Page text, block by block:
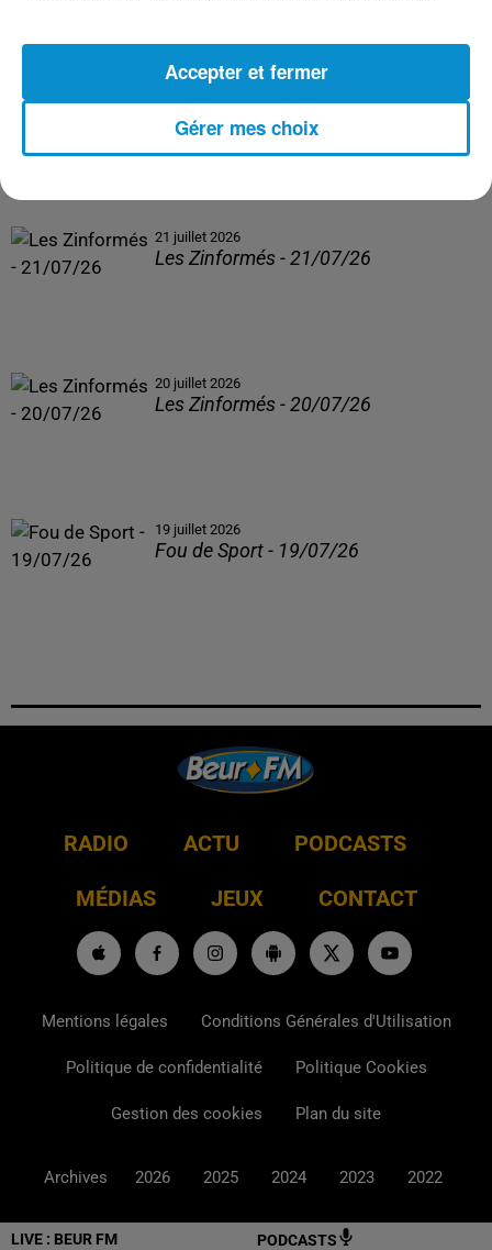
LIVE : BEUR FM PODCASTS
21 juillet 2026
Les Zinformés - 21/07/26
20 juillet 2026
Les Zinformés - 20/07/26
19 juillet 2026
Fou de Sport - 19/07/26
RADIO ACTU PODCASTS
MÉDIAS JEUX CONTACT
Mentions légales Conditions Générales d'Utilisation
Politique de confidentialité Politique Cookies
Gestion des cookies Plan du site
Archives 2026 2025 2024 2023 2022
Gérer mes choix
Accepter et fermer